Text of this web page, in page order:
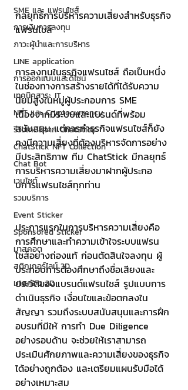
SME และ แฟรนไชส์
การเงินการลงทุน
ภาวะผู้นำและการบริหาร
LINE application
การออกแบบและดีไซน์
เทคนิคสาระ IT
NFT และ Cryptocurrency
รีวิวเกมส์จาก ChatStick
ChatStick NFT Collection
Chat Bot
เวบไซต์
รวมบริการ
Event Sticker
Sponsored Sticker
มาสคอต
สติกเกอร์ไลน์ 3D
มาสคอต 3D
กลยุทธ์การบริหารความเสี่ยงสำหรับธุรกิจ
แฟรนไชส์
การลงทุนในธุรกิจแฟรนไชส์ ถือเป็นหนึ่ง
ในช่องทางการสร้างรายได้ที่ได้รับความ
นิยมสูงในหมู่ผู้ประกอบการ SME
เนื่องจากมีระบบและแบรนด์ที่พร้อม
สนับสนุน แต่การทำธุรกิจแฟรนไชส์ก็ยัง
คงมีความเสี่ยงที่ต้องบริหารจัดการอย่าง
มีประสิทธิภาพ ทีม ChatStick มีกลยุทธ์
การบริหารความเสี่ยงมาฝากผู้ประกอ
บการแฟรนไชส์ทุกท่าน
ประการแรกในการบริหารความเสี่ยงคือ
การศึกษาและทำความเข้าใจระบบแฟรน
ไชส์อย่างถ่องแท้ ก่อนตัดสินใจลงทุน ผู้
ประกอบการต้องศึกษาถึงชื่อเสียงและ
ประวัติของแบรนด์แฟรนไชส์ รูปแบบการ
ดำเนินธุรกิจ เงื่อนไขและข้อตกลงใน
สัญญา รวมถึงระบบสนับสนุนและการฝึก
อบรมที่มีให้ การทำ Due Diligence
อย่างรอบด้าน จะช่วยให้เราสามารถ
ประเมินศักยภาพและความเสี่ยงของธุรกิจ
ได้อย่างถูกต้อง และเตรียมแผนรับมือได้
อย่างเหมาะสม